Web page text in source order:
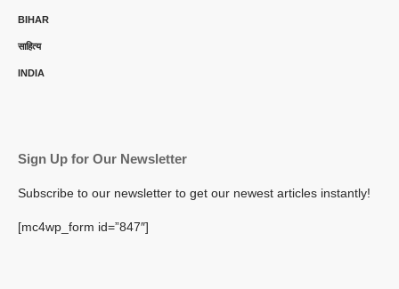
BIHAR
साहित्य
INDIA
Sign Up for Our Newsletter
Subscribe to our newsletter to get our newest articles instantly!
[mc4wp_form id=”847″]